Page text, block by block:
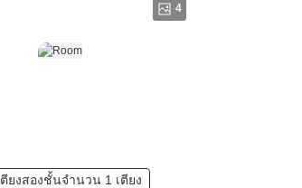
4
ตียงสองชั้นจำนวน 1 เตียง